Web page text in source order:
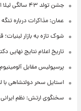
جشن تولد ۴۳ سالگی لیلا اوتادی با یک سورپرایز ویژه + فیلم
عمان: مذاکرات درباره
شوک تازه به بازار
تاریخ اعلام نتایج
پرسپولیس مقابل
استایل سحر دولتشاهی
سخنگوی ارتش: نظم